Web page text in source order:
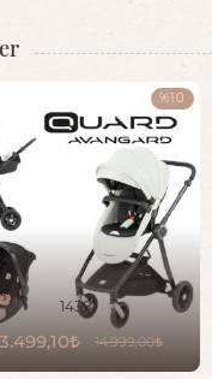
1438
14.999,00
%10